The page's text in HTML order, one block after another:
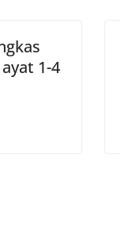
1-4